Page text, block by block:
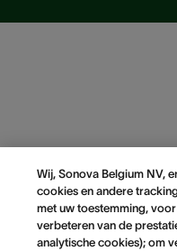
Wij, Sonova Belgium NV,
cookies en andere
met uw toestemming,
verbeteren van de
analytische cookies); om